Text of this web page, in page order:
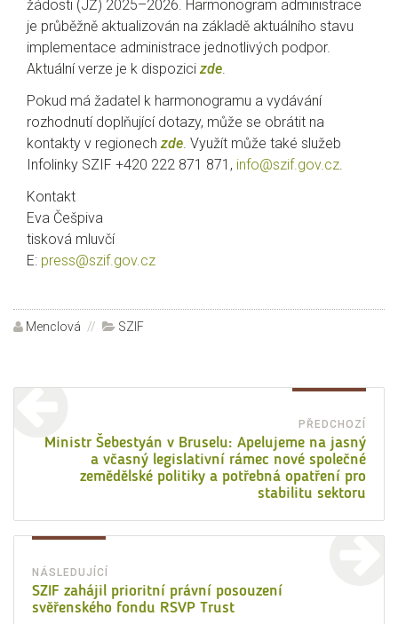
žádosti (JŽ) 2025–2026. Harmonogram administrace
je průběžně aktualizován na základě aktuálního stavu
implementace administrace jednotlivých podpor.
Aktuální verze je k dispozicizde.
Pokud má žadatel k harmonogramu a vydávání
rozhodnutí doplňující dotazy, může se obrátit na
kontakty v regionechzde. Využít může také služeb
Infolinky SZIF +420 222 871 871, info@szif.gov.cz.
Kontakt
Eva Češpiva
tisková mluvčí
E: press@szif.gov.cz
Autor:
Menclová Rubriky:
SZIF
pro
příspěvek
PŘEDCHOZÍ
Ministr Šebestyán v Bruselu: Apelujeme na jasný
a včasný legislativní rámec nové společné
zemědělské politiky a potřebná opatření pro
stabilitu sektoru
NÁSLEDUJÍCÍ
Následující
příspěvek:
SZIF zahájil prioritní právní posouzení
svěřenského fondu RSVP Trust